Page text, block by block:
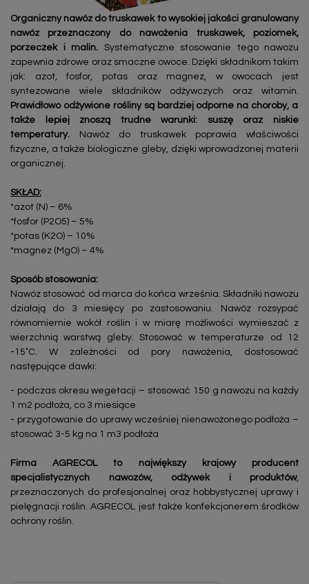
Organiczny nawóz do truskawek to wysokiej jakości granulowany
nawóz przeznaczony do nawożenia truskawek, poziomek,
porzeczek i malin. Systematyczne stosowanie tego nawozu
zapewnia zdrowe oraz smaczne owoce. Dzięki składnikom takim
jak: azot, fosfor, potas oraz magnez, w owocach jest
syntezowane wiele składników odżywczych oraz witamin.
Prawidłowo odżywione rośliny są bardziej odporne na choroby, a
także lepiej znoszą trudne warunki: suszę oraz niskie
temperatury. Nawóz do truskawek poprawia właściwości
fizyczne, a także biologiczne gleby, dzięki wprowadzonej materii
organicznej.
SKŁAD:
*azot (N) – 6%
*fosfor (P2O5) – 5%
*potas (K2O) – 10%
*magnez (MgO) – 4%
Sposób stosowania:
Nawóz stosować od marca do końca września. Składniki nawozu
działają do 3 miesięcy po zastosowaniu. Nawóz rozsypać
równomiernie wokół roślin i w miarę możliwości wymieszać z
wierzchnią warstwą gleby. Stosować w temperaturze od 12
-15˚C. W zależności od pory nawożenia, dostosować
następujące dawki:
- podczas okresu wegetacji – stosować 150 g nawozu na każdy
1 m2 podłoża, co 3 miesiące
- przygotowanie do uprawy wcześniej nienawożonego podłoża –
stosować 3-5 kg na 1 m3 podłoża
Firma AGRECOL to największy krajowy producent
specjalistycznych nawozów, odżywek i produktów,
przeznaczonych do profesjonalnej oraz hobbystycznej uprawy i
pielęgnacji roślin. AGRECOL jest także konfekcjonerem środków
ochrony roślin.